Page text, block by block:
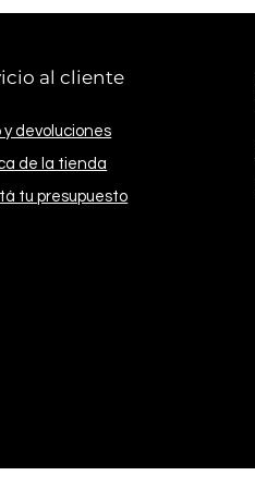
al cliente
y devoluciones
de la tienda
tu presupuesto